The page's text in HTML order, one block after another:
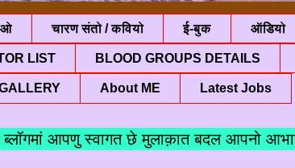
चारण संतो / कवियो ई-बुक ऑडियो
LIST BLOOD GROUPS DETAILS
About ME Latest Jobs
आपणु स्वागत छे मुलाक़ात बदल आपनो आभार "